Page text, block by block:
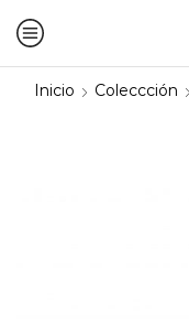
Inicio Coleccción